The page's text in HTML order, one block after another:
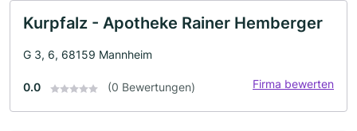
Kurpfalz - Apotheke Rainer Hemberger
G 3, 6, 68159 Mannheim
0.0 (0 Bewertungen) Firma bewerten